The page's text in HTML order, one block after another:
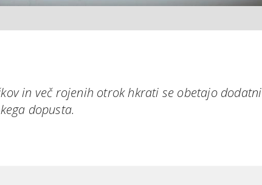
in več rojenih otrok hkrati se obetajo dodatni
dopusta.